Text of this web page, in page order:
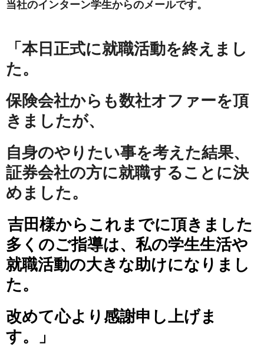
当社のインターン学生からのメールです。
「本日正式に就職活動を終えまし
た。
保険会社からも数社オファーを頂
きましたが、
自身のやりたい事を考えた結果、
証券会社の方に就職することに決
めました。
吉田様からこれまでに頂きました
多くのご指導は、私の学生生活や
就職活動の大きな助けになりまし
た。
改めて心より感謝申し上げま
す。」